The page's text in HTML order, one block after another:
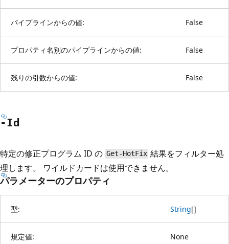
パイプラインからの値: False
プロパティ名別のパイプラインからの値: False
残りの引数からの値: False
-Id
特定の修正プログラム ID の Get-HotFix 結果をフィルター処
理します。 ワイルドカードは使用できません。
パラメーターのプロパティ
型: String[]
規定値: None